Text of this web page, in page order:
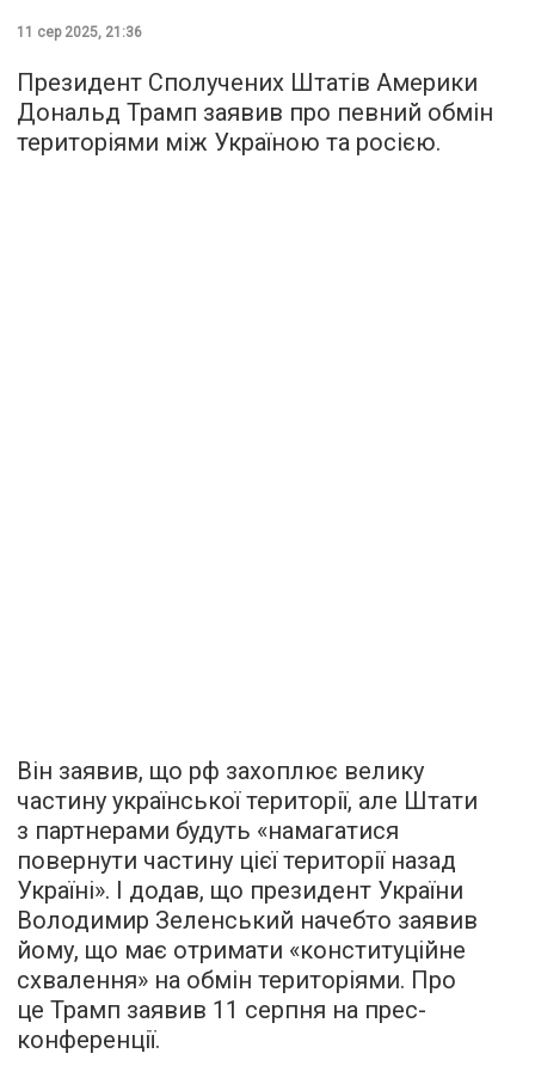
11 сер 2025, 21:36
Президент Сполучених Штатів Америки
Дональд Трамп заявив про певний обмін
територіями між Україною та росією.
Він заявив, що рф захоплює велику
частину української території, але Штати
з партнерами будуть «намагатися
повернути частину цієї території назад
Україні». І додав, що президент України
Володимир Зеленський начебто заявив
йому, що має отримати «конституційне
схвалення» на обмін територіями. Про
це Трамп заявив 11 серпня на прес-
конференції.